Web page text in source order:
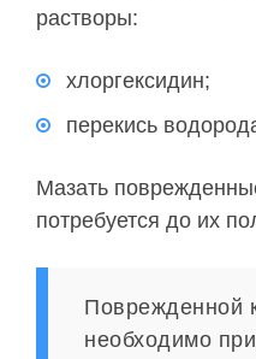
растворы:
хлоргексидин;
перекись
Мазать
потребуется до их
Поврежденной
необходимо